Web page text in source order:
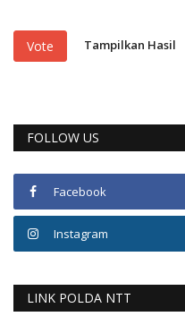
Vote Tampilkan Hasil
FOLLOW US
Facebook
Instagram
LINK POLDA NTT